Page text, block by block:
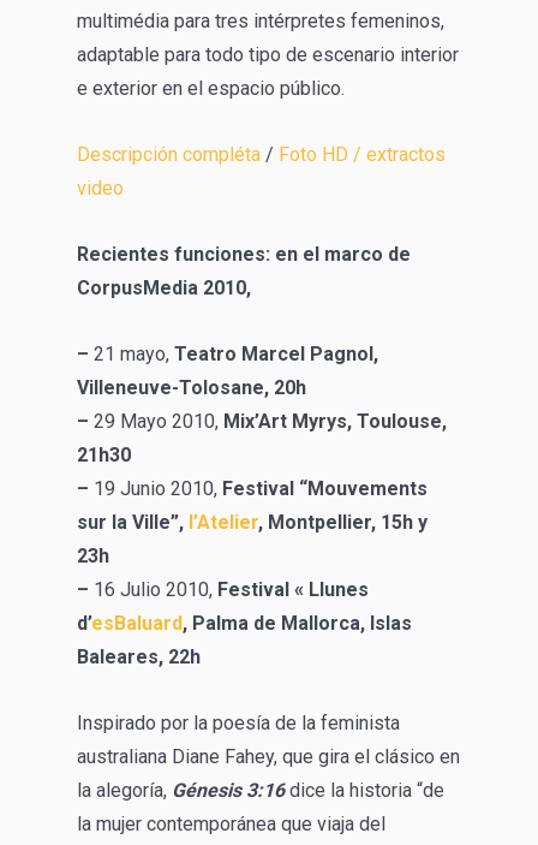
multimédia para tres intérpretes femeninos,
adaptable para todo tipo de escenario interior
e exterior en el espacio público.
Descripción compléta / Foto HD / extractos
video
Recientes funciones: en el marco de
CorpusMedia 2010,
– 21 mayo, Teatro Marcel Pagnol,
Villeneuve-Tolosane, 20h
– 29 Mayo 2010, Mix’Art Myrys, Toulouse,
21h30
– 19 Junio 2010, Festival “Mouvements
sur la Ville”, l’Atelier, Montpellier, 15h y
23h
– 16 Julio 2010, Festival « Llunes
d’esBaluard, Palma de Mallorca, Islas
Baleares, 22h
Inspirado por la poesía de la feminista
australiana Diane Fahey, que gira el clásico en
la alegoría, Génesis 3:16dice la historia “de
la mujer contemporánea que viaja del